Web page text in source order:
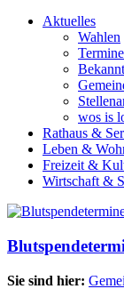
Aktuelles
Wahlen
Termine
wos is
Rathaus &
Leben &
Freizeit &
Wirtschaft &
Sie sind hier: